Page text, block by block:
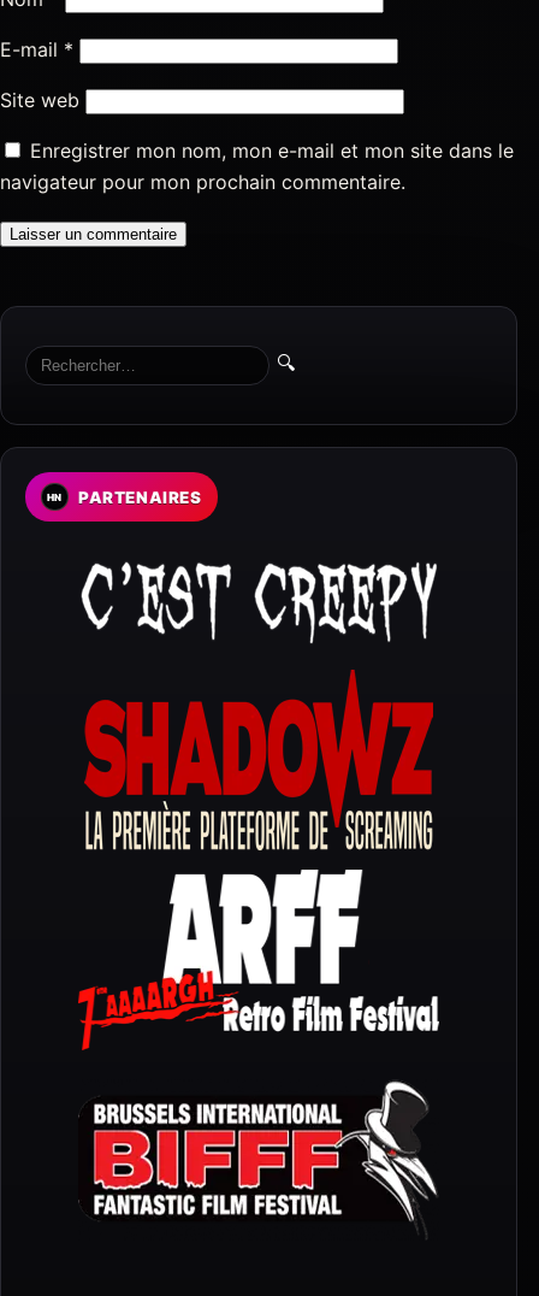
E-mail *
Site web
Enregistrer mon nom, mon e-mail et mon site dans le
navigateur pour mon prochain commentaire.
🔍
PARTENAIRES